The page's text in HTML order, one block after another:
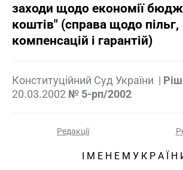
заходи щодо економії
коштів" (справа щодо пільг,
компенсацій і гарантій)
Конституційний Суд України |
20.03.2002 № 5-рп/2002
Редакції
І М Е Н Е М У К Р А Ї Н